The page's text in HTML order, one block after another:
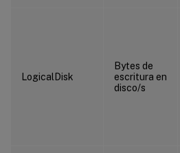
LogicalDisk
Bytes de
escritura en
disco/s